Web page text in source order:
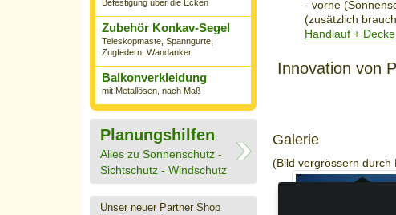
- vorne
(zusätzlich
Handlauf + Decke
Innovation von
Galerie
(Bild vergrössern durch
Befestigung über die Ecken
Zubehör Konkav-Segel
Teleskopmaste, Spanngurte,
Zugfedern, Wandanker
Balkonverkleidung
mit Metallösen, nach Maß
Planungshilfen
Alles zu Sonnenschutz -
Sichtschutz - Windschutz
Unser neuer Partner Shop